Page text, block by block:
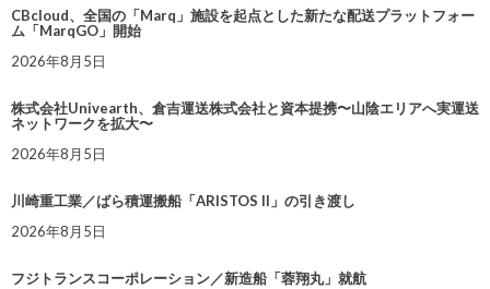
CBcloud、全国の「Marq」施設を起点とした新たな配送プラットフォー
ム「MarqGO」開始
2026年8月5日
株式会社Univearth、倉吉運送株式会社と資本提携〜山陰エリアへ実運送
ネットワークを拡大〜
2026年8月5日
川崎重工業／ばら積運搬船「ARISTOS II」の引き渡し
2026年8月5日
フジトランスコーポレーション／新造船「蓉翔丸」就航